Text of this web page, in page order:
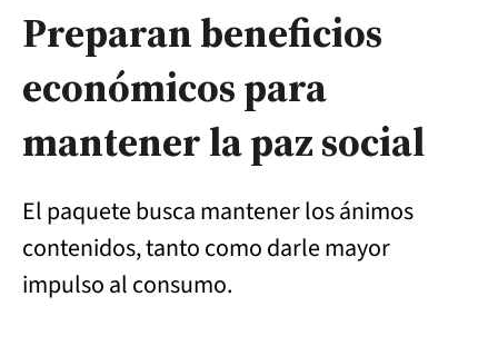
Preparan beneficios
económicos para
mantener la paz social
El paquete busca mantener los ánimos
contenidos, tanto como darle mayor
impulso al consumo.